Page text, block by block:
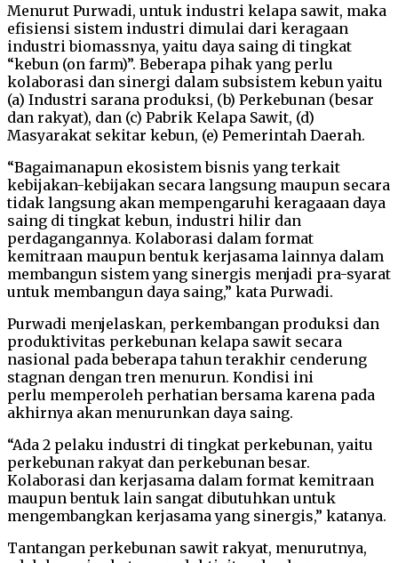
Menurut Purwadi, untuk industri kelapa sawit, maka
efisiensi sistem industri dimulai dari keragaan
industri biomassnya, yaitu daya saing di tingkat
“kebun (on farm)”. Beberapa pihak yang perlu
kolaborasi dan sinergi dalam subsistem kebun yaitu
(a) Industri sarana produksi, (b) Perkebunan (besar
dan rakyat), dan (c) Pabrik Kelapa Sawit, (d)
Masyarakat sekitar kebun, (e) Pemerintah Daerah.
“Bagaimanapun ekosistem bisnis yang terkait
kebijakan-kebijakan secara langsung maupun secara
tidak langsung akan mempengaruhi keragaaan daya
saing di tingkat kebun, industri hilir dan
perdagangannya. Kolaborasi dalam format
kemitraan maupun bentuk kerjasama lainnya dalam
membangun sistem yang sinergis menjadi pra-syarat
untuk membangun daya saing,” kata Purwadi.
Purwadi menjelaskan, perkembangan produksi dan
produktivitas perkebunan kelapa sawit secara
nasional pada beberapa tahun terakhir cenderung
stagnan dengan tren menurun. Kondisi ini
perlu memperoleh perhatian bersama karena pada
akhirnya akan menurunkan daya saing.
“Ada 2 pelaku industri di tingkat perkebunan, yaitu
perkebunan rakyat dan perkebunan besar.
Kolaborasi dan kerjasama dalam format kemitraan
maupun bentuk lain sangat dibutuhkan untuk
mengembangkan kerjasama yang sinergis,” katanya.
Tantangan perkebunan sawit rakyat, menurutnya,